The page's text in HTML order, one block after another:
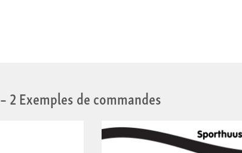
– 2 Exemples de commandes